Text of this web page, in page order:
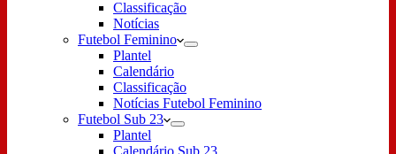
Classificação
Notícias
Futebol Feminino
Plantel
Calendário
Classificação
Notícias Futebol Feminino
Futebol Sub 23
Plantel
Calendário Sub 23